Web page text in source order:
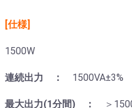
[仕様]
1500W
連続出力 ： 1500VA±3%
最大出力(1分間) ： ＞